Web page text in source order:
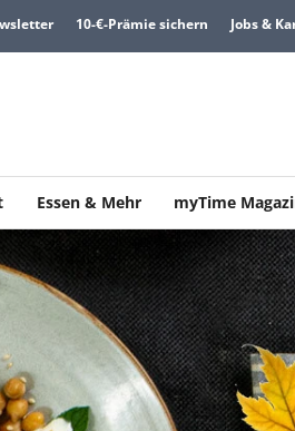
10-€-Prämie sichern Jobs &
Essen & Mehr myTime